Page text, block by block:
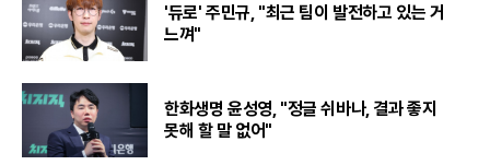
'듀로' 주민규, "최근 팀이 발전하고 있는 거
느껴"
한화생명 윤성영, "정글 쉬바나, 결과 좋지
못해 할 말 없어"